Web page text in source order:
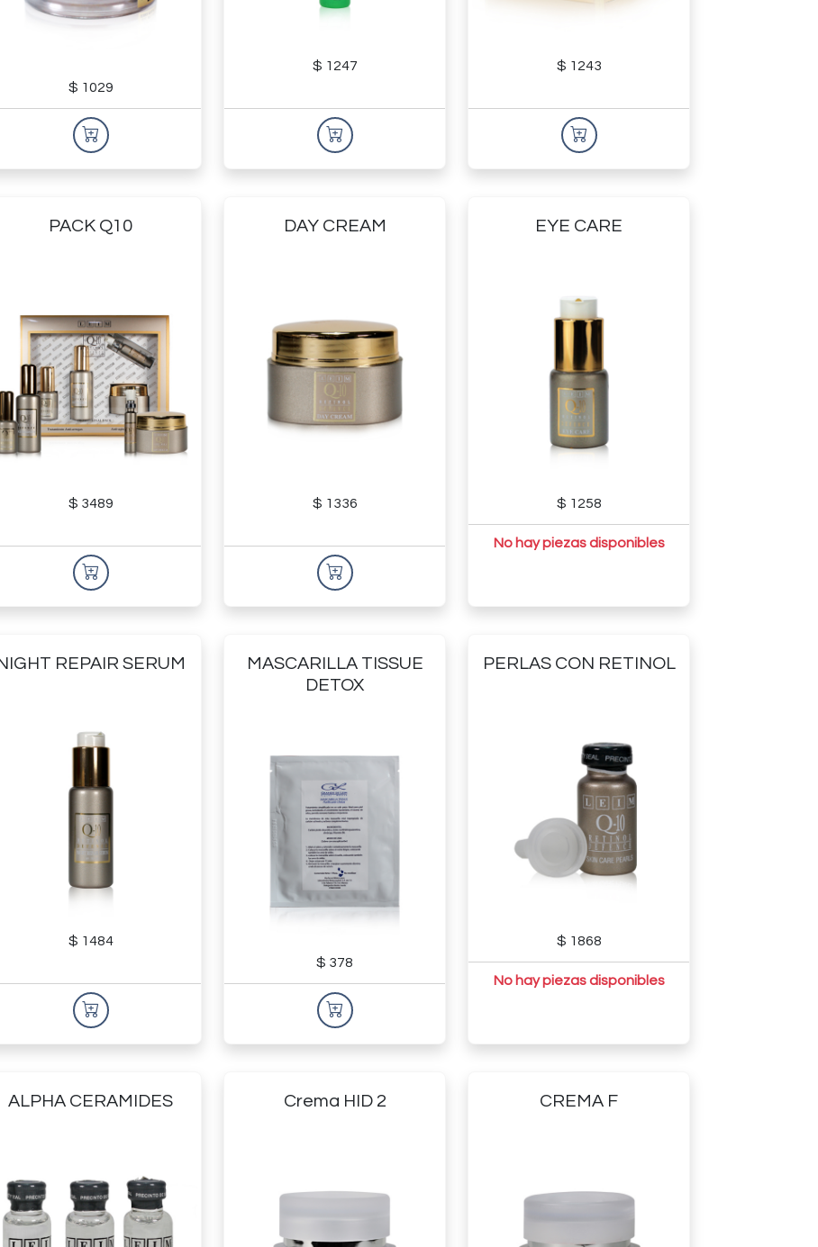
$ 1029
$ 1247 $ 1243
PACK Q10
$ 3489
DAY CREAM
$ 1336
EYE CARE
$ 1258
No hay piezas disponibles
REPAIR SERUM
$ 1484
MASCARILLA TISSUE
DETOX
$ 378
PERLAS CON RETINOL
$ 1868
No hay piezas disponibles
ALPHA CERAMIDES Crema HID 2 CREMA F